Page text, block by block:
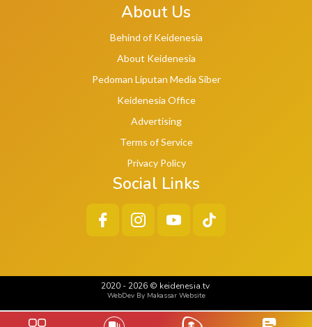
About Us
Behind of Keidenesia
About Keidenesia
Pedoman Liputan Media Siber
Keidenesia Office
Advertising
Terms of Service
Privacy Policy
Social Links
2020 - 2026© keidenesia.tv
WebDev By Makassar Website